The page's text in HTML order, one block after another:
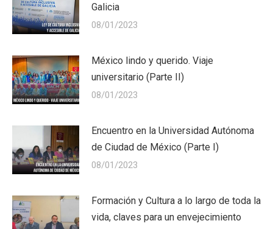
Galicia
08/01/2023
México lindo y querido. Viaje
universitario (Parte II)
08/01/2023
Encuentro en la Universidad Autónoma
de Ciudad de México (Parte I)
08/01/2023
Formación y Cultura a lo largo de toda la
vida, claves para un envejecimiento